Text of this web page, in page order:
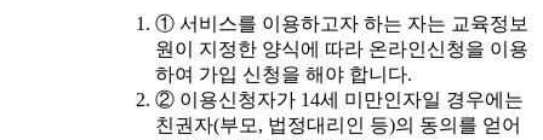
① 서비스를 이용하고자 하는 자는 교육정보
원이 지정한 양식에 따라 온라인신청을 이용
하여 가입 신청을 해야 합니다.
② 이용신청자가 14세 미만인자일 경우에는
친권자(부모, 법정대리인 등)의 동의를 얻어